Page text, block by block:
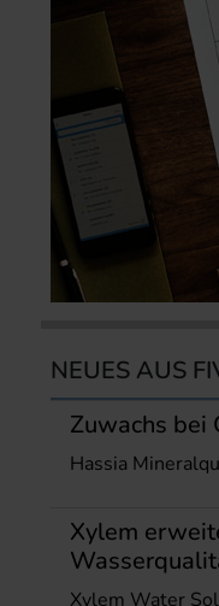
NEUES AUS
Zuwachs bei
Hassia
Xylem
Xylem Water